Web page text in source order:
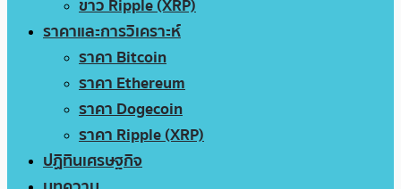
ข่าว Ripple (XRP)
ราคาและการวิเคราะห์
ราคา Bitcoin
ราคา Ethereum
ราคา Dogecoin
ราคา Ripple (XRP)
ปฏิทินเศรษฐกิจ